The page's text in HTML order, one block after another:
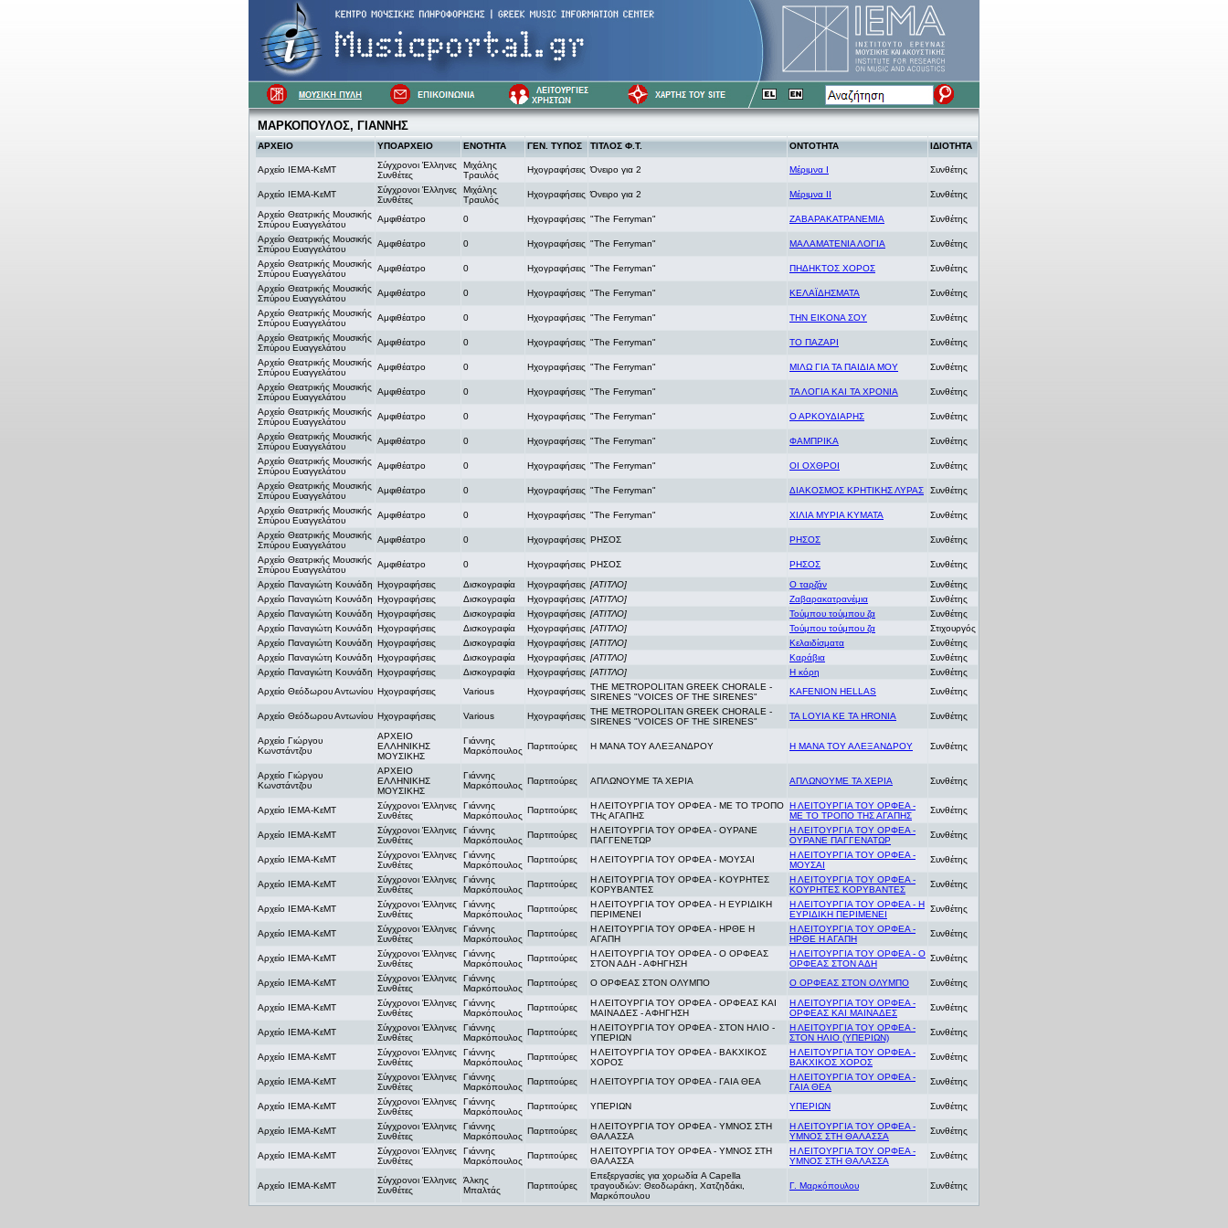
ΜΑΡΚΟΠΟΥΛΟΣ, ΓΙΑΝΝΗΣ
ΑΡΧΕΙΟ ΥΠΟΑΡΧΕΙΟ ΕΝΟΤΗΤΑ ΓΕΝ. ΤΥΠΟΣ ΤΙΤΛΟΣ Φ.Τ. ΟΝΤΟΤΗΤΑ ΙΔΙΟΤΗΤΑ
Αρχείο ΙΕΜΑ-ΚεΜΤ
Σύγχρονοι Έλληνες
Συνθέτες
Μιχάλης
Τραυλός
Ηχογραφήσεις Όνειρο για 2 Μέριμνα Ι Συνθέτης
Αρχείο ΙΕΜΑ-ΚεΜΤ
Σύγχρονοι Έλληνες
Συνθέτες
Μιχάλης
Τραυλός
Ηχογραφήσεις Όνειρο για 2 Μέριμνα ΙΙ
Συνθέτης
Αρχείο Θεατρικής Μουσικής
Σπύρου Ευαγγελάτου
Αμφιθέατρο 0 Ηχογραφήσεις "Τhe Ferryman" ΖΑΒΑΡΑΚΑΤΡΑΝΕΜΙΑ
Συνθέτης
Αρχείο Θεατρικής Μουσικής
Σπύρου Ευαγγελάτου
Αμφιθέατρο 0 Ηχογραφήσεις "Τhe Ferryman" ΜΑΛΑΜΑΤΕΝΙΑ ΛΟΓΙΑ
Συνθέτης
Αρχείο Θεατρικής Μουσικής
Σπύρου Ευαγγελάτου
Αμφιθέατρο 0 Ηχογραφήσεις "Τhe Ferryman" ΠΗΔΗΚΤΟΣ ΧΟΡΟΣ
Συνθέτης
Αρχείο Θεατρικής Μουσικής
Σπύρου Ευαγγελάτου
Αμφιθέατρο 0 Ηχογραφήσεις "Τhe Ferryman" ΚΕΛΑΪΔΗΣΜΑΤΑ
Συνθέτης
Αρχείο Θεατρικής Μουσικής
Σπύρου Ευαγγελάτου
Αμφιθέατρο 0 Ηχογραφήσεις "Τhe Ferryman" ΤΗΝ ΕΙΚΟΝΑ ΣΟΥ
Συνθέτης
Αρχείο Θεατρικής Μουσικής
Σπύρου Ευαγγελάτου
Αμφιθέατρο 0 Ηχογραφήσεις "Τhe Ferryman" ΤΟ ΠΑΖΑΡΙ
Συνθέτης
Αρχείο Θεατρικής Μουσικής
Σπύρου Ευαγγελάτου
Αμφιθέατρο 0 Ηχογραφήσεις "Τhe Ferryman" ΜΙΛΩ ΓΙΑ ΤΑ ΠΑΙΔΙΑ ΜΟΥ
Συνθέτης
Αρχείο Θεατρικής Μουσικής
Σπύρου Ευαγγελάτου
Αμφιθέατρο 0 Ηχογραφήσεις "Τhe Ferryman" ΤΑ ΛΟΓΙΑ ΚΑΙ ΤΑ ΧΡΟΝΙΑ
Συνθέτης
Αρχείο Θεατρικής Μουσικής
Σπύρου Ευαγγελάτου
Αμφιθέατρο 0 Ηχογραφήσεις "Τhe Ferryman" Ο ΑΡΚΟΥΔΙΑΡΗΣ
Συνθέτης
Αρχείο Θεατρικής Μουσικής
Σπύρου Ευαγγελάτου
Αμφιθέατρο 0 Ηχογραφήσεις "Τhe Ferryman" ΦΑΜΠΡΙΚΑ
Συνθέτης
Αρχείο Θεατρικής Μουσικής
Σπύρου Ευαγγελάτου
Αμφιθέατρο 0 Ηχογραφήσεις "Τhe Ferryman" ΟΙ ΟΧΘΡΟΙ
Συνθέτης
Αρχείο Θεατρικής Μουσικής
Σπύρου Ευαγγελάτου
Αμφιθέατρο 0 Ηχογραφήσεις "Τhe Ferryman" ΔΙΑΚΟΣΜΟΣ ΚΡΗΤΙΚΗΣ ΛΥΡΑΣ
Συνθέτης
Αρχείο Θεατρικής Μουσικής
Σπύρου Ευαγγελάτου
Αμφιθέατρο 0 Ηχογραφήσεις "Τhe Ferryman" ΧΙΛΙΑ ΜΥΡΙΑ ΚΥΜΑΤΑ
Συνθέτης
Αρχείο Θεατρικής Μουσικής
Σπύρου Ευαγγελάτου
Αμφιθέατρο 0 Ηχογραφήσεις ΡΗΣΟΣ ΡΗΣΟΣ
Συνθέτης
Αρχείο Θεατρικής Μουσικής
Σπύρου Ευαγγελάτου
Αμφιθέατρο 0 Ηχογραφήσεις ΡΗΣΟΣ ΡΗΣΟΣ
Συνθέτης
Αρχείο Παναγιώτη Κουνάδη Ηχογραφήσεις Δισκογραφία Ηχογραφήσεις [ΑΤΙΤΛΟ] Ο ταρζάν
Συνθέτης
Αρχείο Παναγιώτη Κουνάδη Ηχογραφήσεις Δισκογραφία Ηχογραφήσεις [ΑΤΙΤΛΟ] Ζαβαρακατρανέμια
Συνθέτης
Αρχείο Παναγιώτη Κουνάδη Ηχογραφήσεις Δισκογραφία Ηχογραφήσεις [ΑΤΙΤΛΟ] Τούμπου τούμπου ζα
Συνθέτης
Αρχείο Παναγιώτη Κουνάδη Ηχογραφήσεις Δισκογραφία Ηχογραφήσεις [ΑΤΙΤΛΟ] Τούμπου τούμπου ζα
Στιχουργός
Αρχείο Παναγιώτη Κουνάδη Ηχογραφήσεις Δισκογραφία Ηχογραφήσεις [ΑΤΙΤΛΟ] Κελαιδίσματα
Συνθέτης
Αρχείο Παναγιώτη Κουνάδη Ηχογραφήσεις Δισκογραφία Ηχογραφήσεις [ΑΤΙΤΛΟ] Καράβια
Συνθέτης
Αρχείο Παναγιώτη Κουνάδη Ηχογραφήσεις Δισκογραφία Ηχογραφήσεις [ΑΤΙΤΛΟ] Η κόρη
Συνθέτης
Αρχείο Θεόδωρου Αντωνίου Ηχογραφήσεις Various Ηχογραφήσεις THE METROPOLITAN GREEK CHORALE -
SIRENES "VOICES OF THE SIRENES"
KAFENION HELLAS Συνθέτης
Αρχείο Θεόδωρου Αντωνίου Ηχογραφήσεις Various Ηχογραφήσεις THE METROPOLITAN GREEK CHORALE -
SIRENES "VOICES OF THE SIRENES"
TA LOYIA KE TA HRONIA Συνθέτης
Αρχείο Γιώργου
Κωνστάντζου
ΑΡΧΕΙΟ
ΕΛΛΗΝΙΚΗΣ
ΜΟΥΣΙΚΗΣ
Γιάννης
Μαρκόπουλος Παρτιτούρες Η ΜΑΝΑ ΤΟΥ ΑΛΕΞΑΝΔΡΟΥ Η ΜΑΝΑ ΤΟΥ ΑΛΕΞΑΝΔΡΟΥ Συνθέτης
Αρχείο Γιώργου
Κωνστάντζου
ΑΡΧΕΙΟ
ΕΛΛΗΝΙΚΗΣ
ΜΟΥΣΙΚΗΣ
Γιάννης
Μαρκόπουλος Παρτιτούρες ΑΠΛΩΝΟΥΜΕ ΤΑ ΧΕΡΙΑ ΑΠΛΩΝΟΥΜΕ ΤΑ ΧΕΡΙΑ Συνθέτης
Αρχείο ΙΕΜΑ-ΚεΜΤ
Σύγχρονοι Έλληνες
Συνθέτες
Γιάννης
Μαρκόπουλος
Παρτιτούρες
Η ΛΕΙΤΟΥΡΓΙΑ ΤΟΥ ΟΡΦΕΑ - ΜΕ ΤΟ ΤΡΟΠΟ
ΤΗς ΑΓΑΠΗΣ
Η ΛΕΙΤΟΥΡΓΙΑ ΤΟΥ ΟΡΦΕΑ -
ΜΕ ΤΟ ΤΡΟΠΟ ΤΗΣ ΑΓΑΠΗΣ
Συνθέτης
Αρχείο ΙΕΜΑ-ΚεΜΤ
Σύγχρονοι Έλληνες
Συνθέτες
Γιάννης
Μαρκόπουλος
Παρτιτούρες
Η ΛΕΙΤΟΥΡΓΙΑ ΤΟΥ ΟΡΦΕΑ - ΟΥΡΑΝΕ
ΠΑΓΓΕΝΕΤΩΡ
Η ΛΕΙΤΟΥΡΓΙΑ ΤΟΥ ΟΡΦΕΑ -
ΟΥΡΑΝΕ ΠΑΓΓΕΝΑΤΩΡ
Συνθέτης
Αρχείο ΙΕΜΑ-ΚεΜΤ
Σύγχρονοι Έλληνες
Συνθέτες
Γιάννης
Μαρκόπουλος
Παρτιτούρες Η ΛΕΙΤΟΥΡΓΙΑ ΤΟΥ ΟΡΦΕΑ - ΜΟΥΣΑΙ
Η ΛΕΙΤΟΥΡΓΙΑ ΤΟΥ ΟΡΦΕΑ -
ΜΟΥΣΑΙ
Συνθέτης
Αρχείο ΙΕΜΑ-ΚεΜΤ
Σύγχρονοι Έλληνες
Συνθέτες
Γιάννης
Μαρκόπουλος
Παρτιτούρες
Η ΛΕΙΤΟΥΡΓΙΑ ΤΟΥ ΟΡΦΕΑ - ΚΟΥΡΗΤΕΣ
ΚΟΡΥΒΑΝΤΕΣ
Η ΛΕΙΤΟΥΡΓΙΑ ΤΟΥ ΟΡΦΕΑ -
ΚΟΥΡΗΤΕΣ ΚΟΡΥΒΑΝΤΕΣ
Συνθέτης
Αρχείο ΙΕΜΑ-ΚεΜΤ
Σύγχρονοι Έλληνες
Συνθέτες
Γιάννης
Μαρκόπουλος
Παρτιτούρες
Η ΛΕΙΤΟΥΡΓΙΑ ΤΟΥ ΟΡΦΕΑ - Η ΕΥΡΙΔΙΚΗ
ΠΕΡΙΜΕΝΕΙ
Η ΛΕΙΤΟΥΡΓΙΑ ΤΟΥ ΟΡΦΕΑ - Η
ΕΥΡΙΔΙΚΗ ΠΕΡΙΜΕΝΕΙ
Συνθέτης
Αρχείο ΙΕΜΑ-ΚεΜΤ
Σύγχρονοι Έλληνες
Συνθέτες
Γιάννης
Μαρκόπουλος
Παρτιτούρες
Η ΛΕΙΤΟΥΡΓΙΑ ΤΟΥ ΟΡΦΕΑ - ΗΡΘΕ Η
ΑΓΑΠΗ
Η ΛΕΙΤΟΥΡΓΙΑ ΤΟΥ ΟΡΦΕΑ -
ΗΡΘΕ Η ΑΓΑΠΗ
Συνθέτης
Αρχείο ΙΕΜΑ-ΚεΜΤ
Σύγχρονοι Έλληνες
Συνθέτες
Γιάννης
Μαρκόπουλος
Παρτιτούρες
Η ΛΕΙΤΟΥΡΓΙΑ ΤΟΥ ΟΡΦΕΑ - Ο ΟΡΦΕΑΣ
ΣΤΟΝ ΑΔΗ - ΑΦΗΓΗΣΗ
Η ΛΕΙΤΟΥΡΓΙΑ ΤΟΥ ΟΡΦΕΑ - Ο
ΟΡΦΕΑΣ ΣΤΟΝ ΑΔΗ
Συνθέτης
Αρχείο ΙΕΜΑ-ΚεΜΤ
Σύγχρονοι Έλληνες
Συνθέτες
Γιάννης
Μαρκόπουλος
Παρτιτούρες Ο ΟΡΦΕΑΣ ΣΤΟΝ ΟΛΥΜΠΟ Ο ΟΡΦΕΑΣ ΣΤΟΝ ΟΛΥΜΠΟ Συνθέτης
Αρχείο ΙΕΜΑ-ΚεΜΤ
Σύγχρονοι Έλληνες
Συνθέτες
Γιάννης
Μαρκόπουλος
Παρτιτούρες
Η ΛΕΙΤΟΥΡΓΙΑ ΤΟΥ ΟΡΦΕΑ - ΟΡΦΕΑΣ ΚΑΙ
ΜΑΙΝΑΔΕΣ - ΑΦΗΓΗΣΗ
Η ΛΕΙΤΟΥΡΓΙΑ ΤΟΥ ΟΡΦΕΑ -
ΟΡΦΕΑΣ ΚΑΙ ΜΑΙΝΑΔΕΣ
Συνθέτης
Αρχείο ΙΕΜΑ-ΚεΜΤ
Σύγχρονοι Έλληνες
Συνθέτες
Γιάννης
Μαρκόπουλος
Παρτιτούρες
Η ΛΕΙΤΟΥΡΓΙΑ ΤΟΥ ΟΡΦΕΑ - ΣΤΟΝ ΗΛΙΟ -
ΥΠΕΡΙΩΝ
Η ΛΕΙΤΟΥΡΓΙΑ ΤΟΥ ΟΡΦΕΑ -
ΣΤΟΝ ΗΛΙΟ (ΥΠΕΡΙΩΝ)
Συνθέτης
Αρχείο ΙΕΜΑ-ΚεΜΤ
Σύγχρονοι Έλληνες
Συνθέτες
Γιάννης
Μαρκόπουλος
Παρτιτούρες
Η ΛΕΙΤΟΥΡΓΙΑ ΤΟΥ ΟΡΦΕΑ - ΒΑΚΧΙΚΟΣ
ΧΟΡΟΣ
Η ΛΕΙΤΟΥΡΓΙΑ ΤΟΥ ΟΡΦΕΑ -
ΒΑΚΧΙΚΟΣ ΧΟΡΟΣ
Συνθέτης
Αρχείο ΙΕΜΑ-ΚεΜΤ
Σύγχρονοι Έλληνες
Συνθέτες
Γιάννης
Μαρκόπουλος
Παρτιτούρες Η ΛΕΙΤΟΥΡΓΙΑ ΤΟΥ ΟΡΦΕΑ - ΓΑΙΑ ΘΕΑ
Η ΛΕΙΤΟΥΡΓΙΑ ΤΟΥ ΟΡΦΕΑ -
ΓΑΙΑ ΘΕΑ
Συνθέτης
Αρχείο ΙΕΜΑ-ΚεΜΤ
Σύγχρονοι Έλληνες
Συνθέτες
Γιάννης
Μαρκόπουλος
Παρτιτούρες ΥΠΕΡΙΩΝ ΥΠΕΡΙΩΝ Συνθέτης
Αρχείο ΙΕΜΑ-ΚεΜΤ
Σύγχρονοι Έλληνες
Συνθέτες
Γιάννης
Μαρκόπουλος
Παρτιτούρες
Η ΛΕΙΤΟΥΡΓΙΑ ΤΟΥ ΟΡΦΕΑ - ΥΜΝΟΣ ΣΤΗ
ΘΑΛΑΣΣΑ
Η ΛΕΙΤΟΥΡΓΙΑ ΤΟΥ ΟΡΦΕΑ -
ΥΜΝΟΣ ΣΤΗ ΘΑΛΑΣΣΑ
Συνθέτης
Αρχείο ΙΕΜΑ-ΚεΜΤ
Σύγχρονοι Έλληνες
Συνθέτες
Γιάννης
Μαρκόπουλος
Παρτιτούρες
Η ΛΕΙΤΟΥΡΓΙΑ ΤΟΥ ΟΡΦΕΑ - ΥΜΝΟΣ ΣΤΗ
ΘΑΛΑΣΣΑ
Η ΛΕΙΤΟΥΡΓΙΑ ΤΟΥ ΟΡΦΕΑ -
ΥΜΝΟΣ ΣΤΗ ΘΑΛΑΣΣΑ
Συνθέτης
Αρχείο ΙΕΜΑ-ΚεΜΤ
Σύγχρονοι Έλληνες
Συνθέτες
Άλκης
Μπαλτάς
Παρτιτούρες
Επεξεργασίες για χορωδία A Capella
τραγουδιών: Θεοδωράκη, Χατζηδάκι,
Μαρκόπουλου
Γ. Μαρκόπουλου Συνθέτης